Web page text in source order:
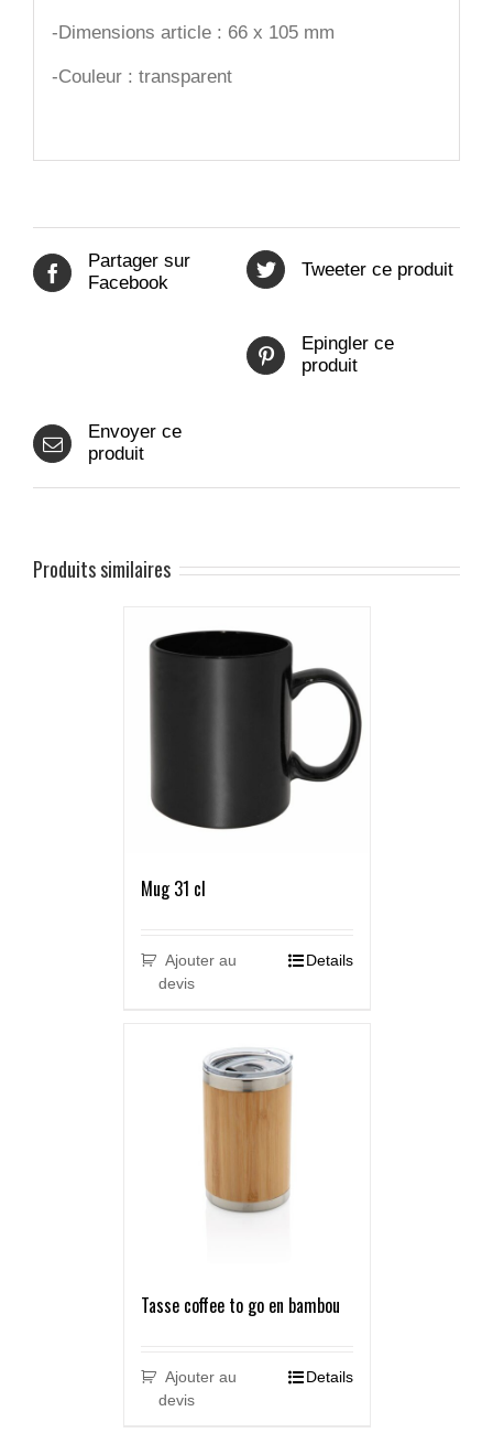
-Dimensions article : 66 x 105 mm
-Couleur : transparent
Partager sur
Facebook
Tweeter ce produit
Epingler ce
produit
Envoyer ce
produit
Produits similaires
Mug 31 cl
Ajouter au
devis
Details
Tasse coffee to go en bambou
Ajouter au
devis
Details